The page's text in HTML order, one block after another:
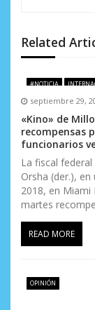
ó
n
d
e
e
n
t
r
a
a
Related
#NOTICIA
septiembre 29,
«Kino» de
recompensas
funcionarios
La fiscal
Orsha (der.),
2018, en Miami
martes
READ MORE
OPINIÓN